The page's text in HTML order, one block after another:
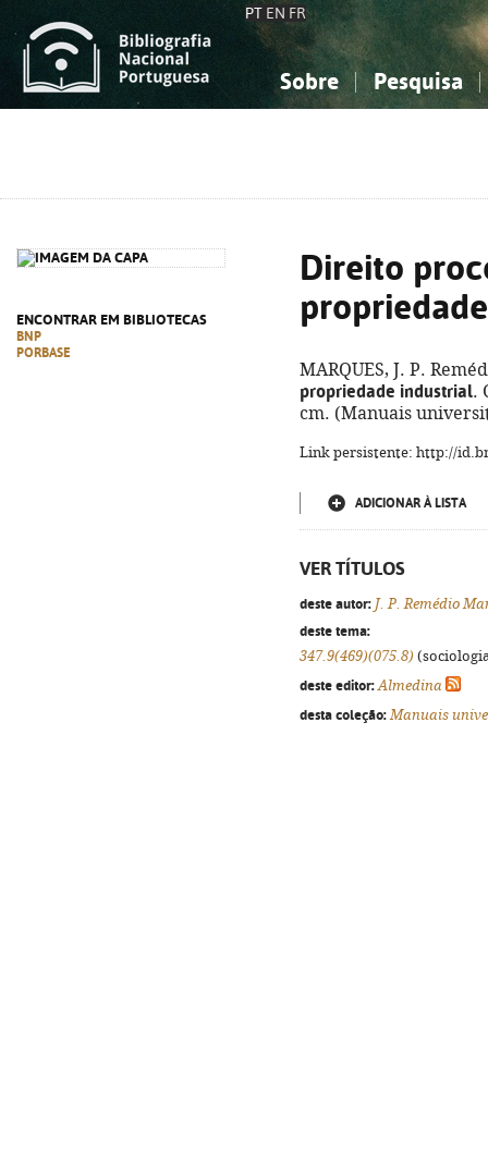
PT EN FR
Sobre Pesquisa
ENCONTRAR EM BIBLIOTECAS
BNP
PORBASE
Direito
MARQUES, J. P.
propriedade industrial.
cm. (Manuais
Link persistente: http://
ADICIONAR À LISTA
VER TÍTULOS
deste autor: J. P. Remédio
deste tema:
347.9(469)(075.8)
deste editor: Almedina
desta coleção: Manuais